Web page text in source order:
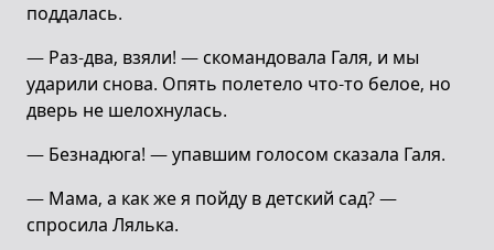
поддалась.
— Раз-два, взяли! — скомандовала Галя, и мы
ударили снова. Опять полетело что-то белое, но
дверь не шелохнулась.
— Безнадюга! — упавшим голосом сказала Галя.
— Мама, а как же я пойду в детский сад? —
спросила Лялька.